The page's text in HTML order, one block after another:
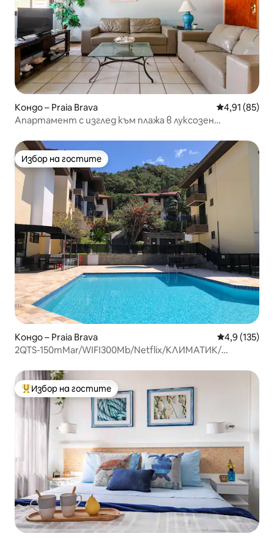
Кондо – Praia Brava Средна
4,91 (85)
Апартамент с изглед към плажа в луксозен
Избор на гостите
Избор на гостите
Кондо – Praia Brava Средна
4,9 (135)
2QTS-150mMar/WIFI300Mb/Netflix/КЛИМАТИК/
Най-популярен избор на гостите
Избор на гостите